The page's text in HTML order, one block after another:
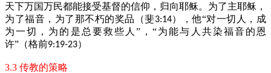
天下万国万民都能接受基督的信仰，归向耶稣。为了主耶稣，
为了福音，为了那不朽的奖品（斐3:14），他“对一切人，成
为一切，为的是总要救些人”，“为能与人共染福音的恩
许”（格前9:19-23）
3.3 传教的策略